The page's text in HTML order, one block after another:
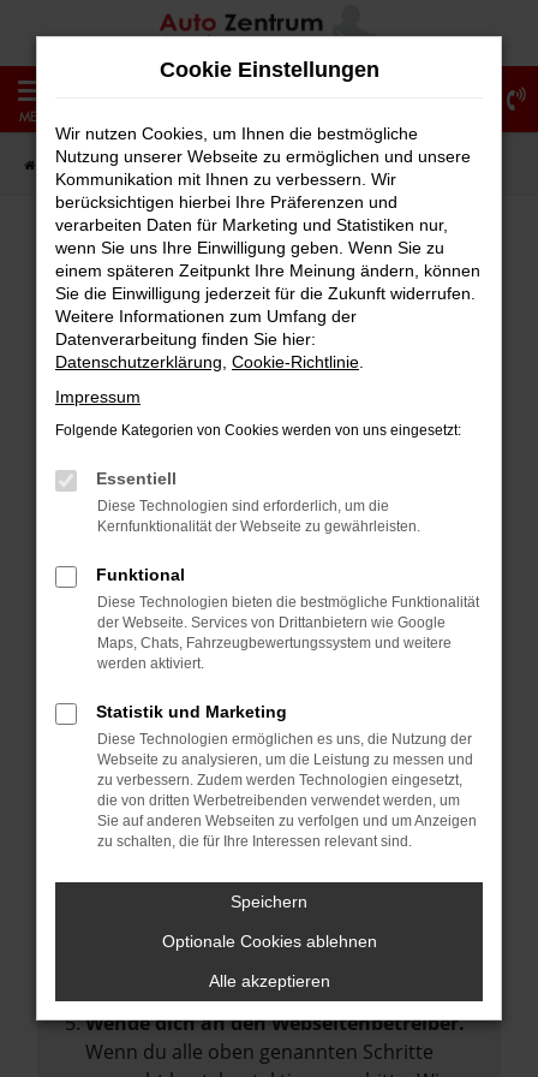
Zum
springen
MENÜ
Startseite Fahrzeugangebote Fahrzeug-Showroom
Fehler: Network Error
Beim Laden ist ein Fehler aufgetreten.
Hier sind ein paar Tipps, die dir helfen können:
Überprüfe deine Firewall und deine
Internetverbindung.
deine Suchmaschine?
Prüfe deine Browsererweiterungen.
können das Laden bestimmter Seiten
verhindern. Funktioniert die Seite in einem
anderen Browser oder in einem privaten
Fenster?
Starte dein Gerät neu.
Das kann manchmal helfen,
vorübergehende Probleme zu beheben.
Stelle sicher, dass dein Browser und dein
Betriebssystem auf dem neuesten Stand
Veraltete Software birgt nicht nur ein
führen, dass bestimmte Funktionen nicht
mehr unterstützt werden.
Wende dich an den Webseitenbetreiber.
Wenn du alle oben genannten Schritte
Cookie Einstellungen
Wir nutzen Cookies, um Ihnen die bestmögliche
Nutzung unserer Webseite zu ermöglichen und unsere
Kommunikation mit Ihnen zu verbessern. Wir
berücksichtigen hierbei Ihre Präferenzen und
verarbeiten Daten für Marketing und Statistiken nur,
wenn Sie uns Ihre Einwilligung geben. Wenn Sie zu
einem späteren Zeitpunkt Ihre Meinung ändern, können
Sie die Einwilligung jederzeit für die Zukunft widerrufen.
Weitere Informationen zum Umfang der
Datenverarbeitung finden Sie hier:
Datenschutzerklärung Cookie-Richtlinie
Impressum
Folgende Kategorien von Cookies werden von uns eingesetzt:
Essentiell
Diese Technologien sind erforderlich, um die
Kernfunktionalität der Webseite zu gewährleisten.
Funktional
Diese Technologien bieten die bestmögliche Funktionalität
der Webseite. Services von Drittanbietern wie Google
Maps, Chats, Fahrzeugbewertungssystem und weitere
werden aktiviert.
Statistik und Marketing
Diese Technologien ermöglichen es uns, die Nutzung der
Webseite zu analysieren, um die Leistung zu messen und
zu verbessern. Zudem werden Technologien eingesetzt,
die von dritten Werbetreibenden verwendet werden, um
Sie auf anderen Webseiten zu verfolgen und um Anzeigen
zu schalten, die für Ihre Interessen relevant sind.
Speichern
Optionale Cookies ablehnen
Alle akzeptieren